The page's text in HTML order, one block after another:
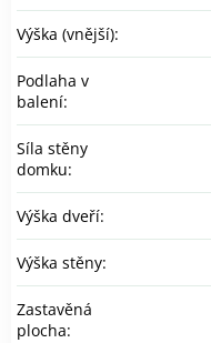
Výška (vnější):
Podlaha v
balení:
Síla stěny
domku:
Výška dveří:
Výška stěny:
Zastavěná
plocha: